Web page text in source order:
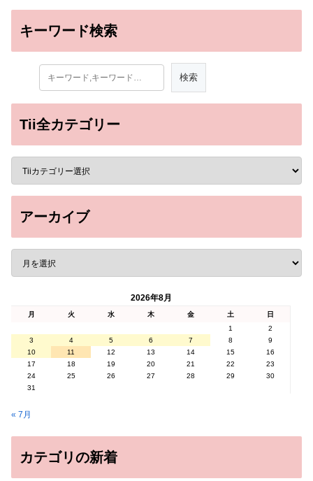
キーワード検索
Tii全カテゴリー
アーカイブ
2026年8月
月 火 水 木 金 土
日
1
2
3
4 5 6 7 8
9
10
11 12 13 14 15
16
17
18 19 20 21 22
23
24
25 26 27 28 29
30
31
« 7月
カテゴリの新着